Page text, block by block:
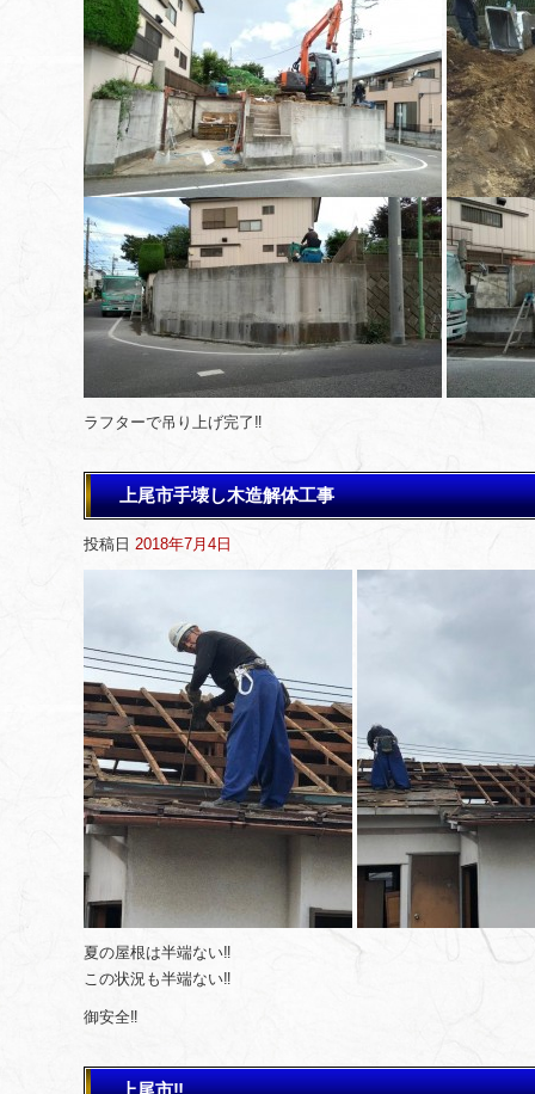
ラフターで吊り上げ完了‼️
上尾市手壊し木造解体工事
投稿日 2018年7月4日
夏の屋根は半端ない‼️
この状況も半端ない‼️
御安全‼️
上尾市‼️